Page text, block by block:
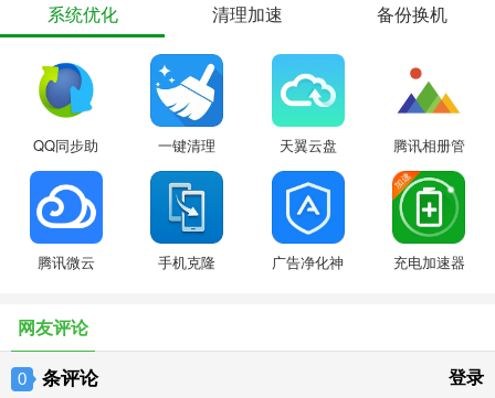
系统优化
清理加速 备份换机
QQ同步助
手
一键清理 天翼云盘
腾讯相册管
家
腾讯微云 手机克隆
广告净化神
充电加速器
网友评论
0 条评论 登录